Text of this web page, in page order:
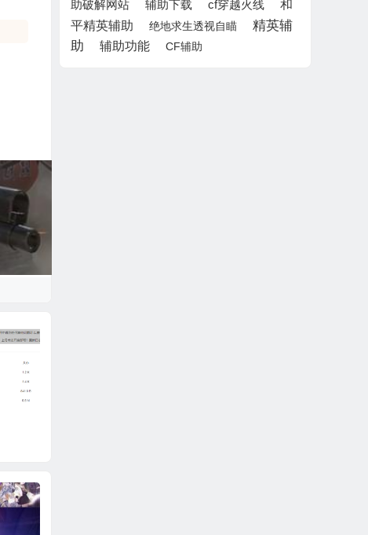
助破解网站
辅助下载 cf穿越火线
和
平精英辅助
绝地求生透视自瞄
精英辅
助
辅助功能 CF辅助